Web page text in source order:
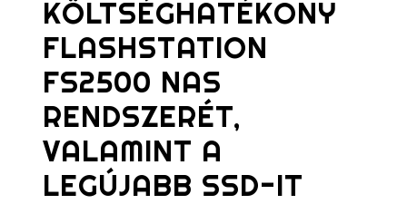
KÖLTSÉGHATÉKONY
FLASHSTATION
FS2500 NAS
RENDSZERÉT,
VALAMINT A
LEGÚJABB SSD-IT